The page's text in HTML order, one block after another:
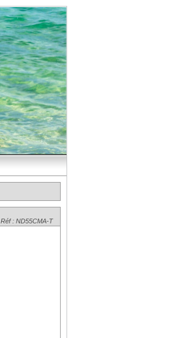
Réf : ND55CMA-T